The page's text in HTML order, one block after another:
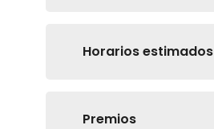
Horarios estimados
Premios